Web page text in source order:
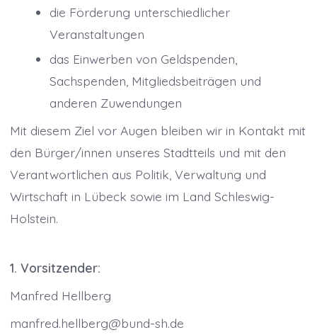
die Förderung unterschiedlicher
Veranstaltungen
das Einwerben von Geldspenden,
Sachspenden, Mitgliedsbeiträgen und
anderen Zuwendungen
Mit diesem Ziel vor Augen bleiben wir in Kontakt mit
den Bürger/innen unseres Stadtteils und mit den
Verantwortlichen aus Politik, Verwaltung und
Wirtschaft in Lübeck sowie im Land Schleswig-
Holstein.
1. Vorsitzender:
Manfred Hellberg
manfred.hellberg@bund-sh.de